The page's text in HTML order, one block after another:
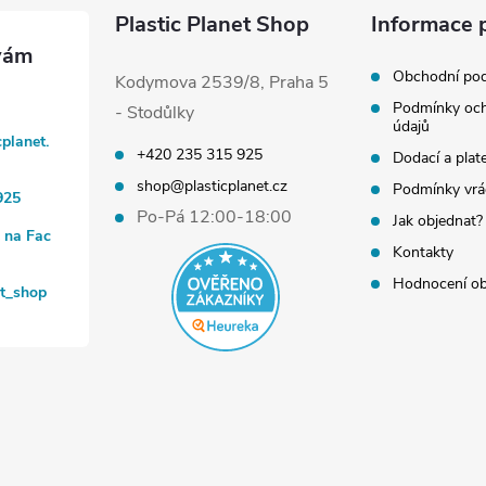
Fac
Plastic Planet Shop
Kodymova 2539/8, Praha 5
- Stodůlky
+420 235 315 925
shop@plasticplanet.cz
Po-Pá 12:00-18:00
Informace
Obchodní
Podmínky
údajů
Dodací a
Podmínky
Jak objednat?
Kontakty
Hodnocení